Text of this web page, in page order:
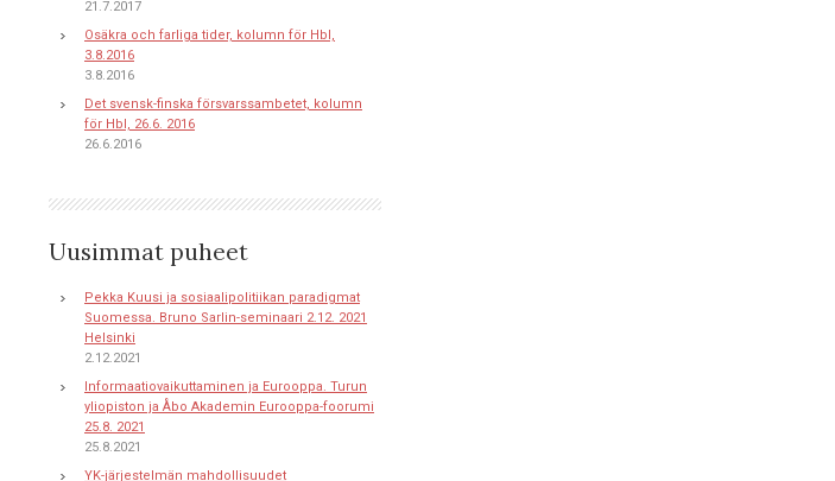
21.7.2017
Osäkra och farliga tider, kolumn för Hbl,
3.8.2016
3.8.2016
Det svensk-finska försvarssambetet, kolumn
för Hbl, 26.6. 2016
26.6.2016
Uusimmat puheet
Pekka Kuusi ja sosiaalipolitiikan paradigmat
Suomessa. Bruno Sarlin-seminaari 2.12. 2021
Helsinki
2.12.2021
Informaatiovaikuttaminen ja Eurooppa. Turun
yliopiston ja Åbo Akademin Eurooppa-foorumi
25.8. 2021
25.8.2021
YK-järjestelmän mahdollisuudet